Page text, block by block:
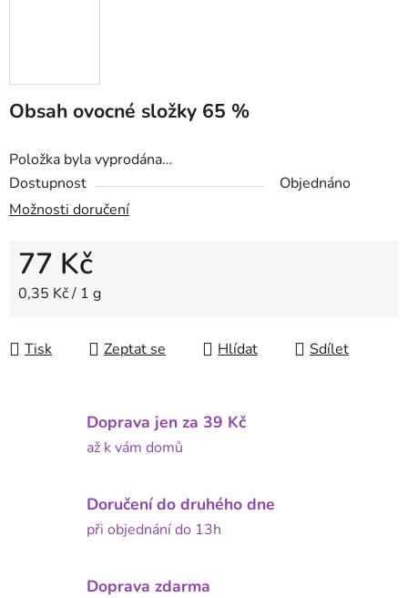
Obsah ovocné složky 65 %
Položka byla vyprodána…
Dostupnost
Objednáno
Možnosti doručení
77 Kč
Měrná cena:
0,35 Kč / 1 g
Tisk Zeptat se Hlídat Sdílet
Doprava jen za 39 Kč
až k vám domů
Doručení do druhého dne
při objednání do 13h
Doprava zdarma